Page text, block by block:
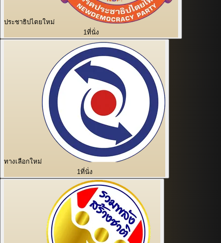
ประชาธิปไตยใหม่
1ที่นั่ง
ทางเลือกใหม่
1ที่นั่ง